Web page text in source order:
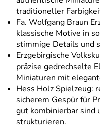
traditioneller
Fa. Wolfgang Braun
klassische Motive in
stimmige Details und
Erzgebirgische
präzise gedrechselte
Miniaturen mit
Hess Holz Spielzeug:
sicherem Gespür für
gut kombinierbar sind
strukturieren.